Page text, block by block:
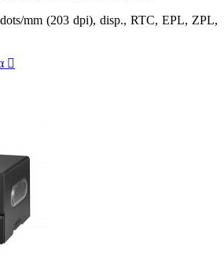
mm (203 dpi), disp., RTC, EPL, ZPL,
